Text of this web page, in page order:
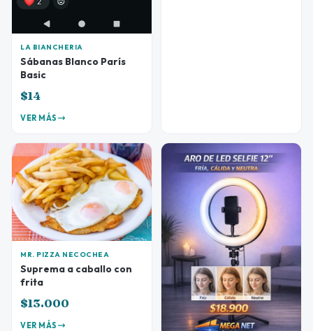
LA BIANCHERIA
Sábanas Blanco París
Basic
$14
VER MÁS
MR. PIZZA NECOCHEA
Suprema a caballo con
frita
$13.000
VER MÁS